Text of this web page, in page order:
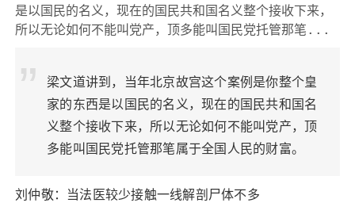
是以国民的名义，现在的国民共和国名义整个接收下来，
所以无论如何不能叫党产，顶多能叫国民党托管那笔...
梁文道讲到，当年北京故宫这个案例是你整个皇
家的东西是以国民的名义，现在的国民共和国名
义整个接收下来，所以无论如何不能叫党产，顶
多能叫国民党托管那笔属于全国人民的财富。
刘仲敬：当法医较少接触一线解剖尸体不多